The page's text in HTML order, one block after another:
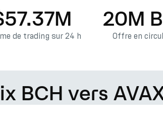
de trading sur 24 h
20M
Offre en
BCH vers